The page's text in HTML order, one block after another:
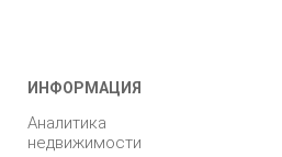
ИНФОРМАЦИЯ
Аналитика
недвижимости